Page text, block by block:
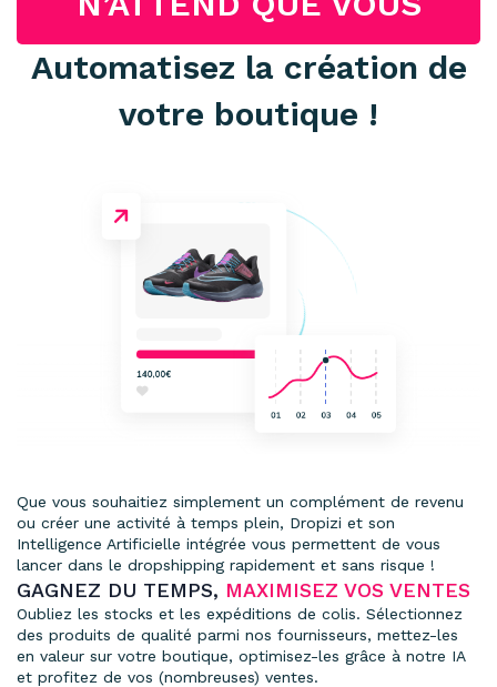
Automatisez la création de
votre boutique !
Que vous souhaitiez simplement un complément de revenu
ou créer une activité à temps plein, Dropizi et son
Intelligence Artificielle intégrée vous permettent de vous
lancer dans le dropshippingrapidement et sans risque !
GAGNEZ DU TEMPS, MAXIMISEZ VOS VENTES
Oubliez les stocks et les expéditions de colis. Sélectionnez
des produits de qualité parmi nos fournisseurs, mettez-les
en valeur sur votre boutique, optimisez-les grâce à notre IA
et profitez de vos (nombreuses) ventes.